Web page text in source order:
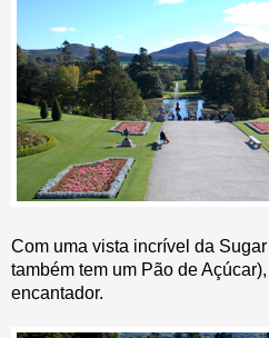
Com uma vista incrível da
também tem um Pão de
encantador.